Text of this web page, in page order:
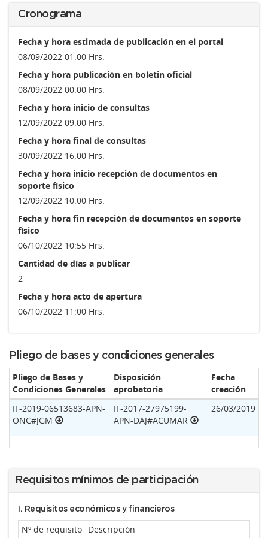
Cronograma
Fecha y hora estimada de publicación en el portal
08/09/2022 01:00 Hrs.
Fecha y hora publicación en boletin oficial
08/09/2022 00:00 Hrs.
Fecha y hora inicio de consultas
12/09/2022 09:00 Hrs.
Fecha y hora final de consultas
30/09/2022 16:00 Hrs.
Fecha y hora inicio recepción de documentos en
soporte físico
12/09/2022 10:00 Hrs.
Fecha y hora fin recepción de documentos en soporte
físico
06/10/2022 10:55 Hrs.
Cantidad de días a publicar
2
Fecha y hora acto de apertura
06/10/2022 11:00 Hrs.
Pliego de bases y condiciones generales
Pliego de Bases y
Condiciones Generales
Disposición
aprobatoria
Fecha
creación
IF-2019-06513683-APN-
ONC#JGM
IF-2017-27975199-
APN-DAJ#ACUMAR
26/03/2019
Requisitos mínimos de participación
I. Requisitos económicos y financieros
Nº de requisito Descripción